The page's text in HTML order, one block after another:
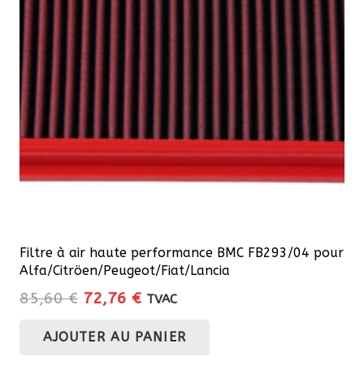
Filtre à air haute performance BMC FB293/04 pour
Alfa/Citröen/Peugeot/Fiat/Lancia
85,60€ Le
initial
72,76 €Le
actuel
TVAC
AJOUTER AU PANIER